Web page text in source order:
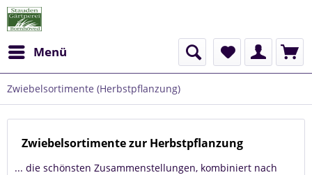
Menü
Zwiebelsortimente (Herbstpflanzung)
Zwiebelsortimente zur Herbstpflanzung
... die schönsten Zusammenstellungen, kombiniert nach